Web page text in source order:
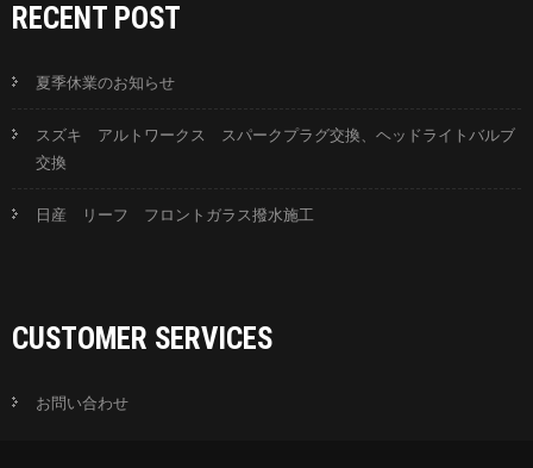
RECENT POST
夏季休業のお知らせ
スズキ アルトワークス スパークプラグ交換、ヘッドライトバルブ
交換
日産 リーフ フロントガラス撥水施工
CUSTOMER SERVICES
お問い合わせ